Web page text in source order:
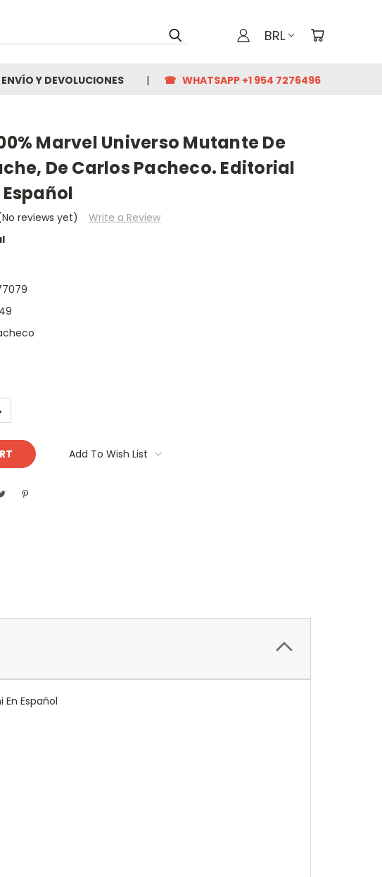
BRL
ENVÍO Y DEVOLUCIONES ☎ WHATSAPP +1 954 7276496
Marvel Universo Mutante De
De Carlos Pacheco. Editorial
reviews yet)
Write a Review
Add To Wish List
Español